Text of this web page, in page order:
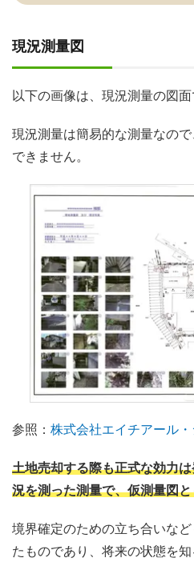
現況測量図
以下の画像は、現況測量の図面
現況測量は簡易的な測量なの
できません。
参照： 株式会社エイチアール・
土地売却する際も正式な効力
況を測った測量で、仮測量図
境界確定のための立ち合いな
たものであり、将来の状態を